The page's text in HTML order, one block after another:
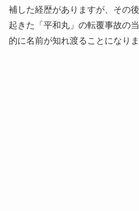
補した経歴がありますが、その
起きた「平和丸」の転覆事故の
的に名前が知れ渡ることになりま